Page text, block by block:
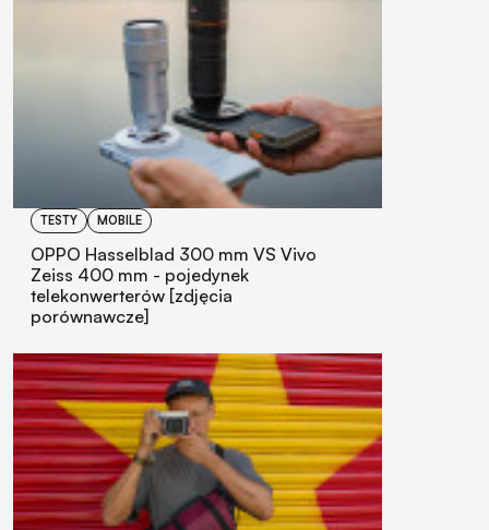
TESTY MOBILE
OPPO Hasselblad 300 mm VS Vivo
Zeiss 400 mm - pojedynek
telekonwerterów [zdjęcia
porównawcze]